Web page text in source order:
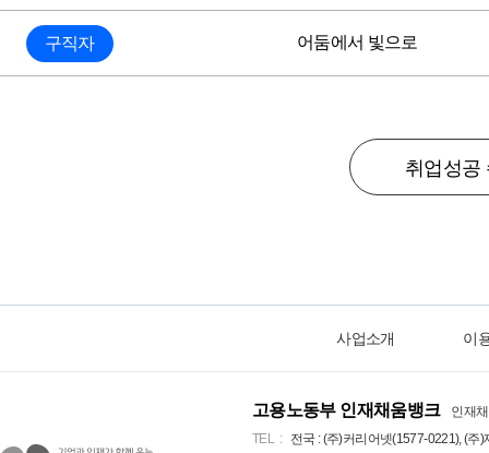
구직자 어둠에서 빛으로
취업성공
사업소개 이
고용노동부 인재채움뱅크
인재
TEL
전국 : (주)커리어넷(1577-0221), (